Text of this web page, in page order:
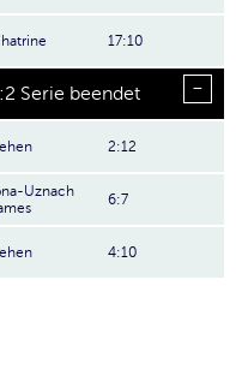
17:10
Serie beendet
2:12
Uznach
6:7
4:10